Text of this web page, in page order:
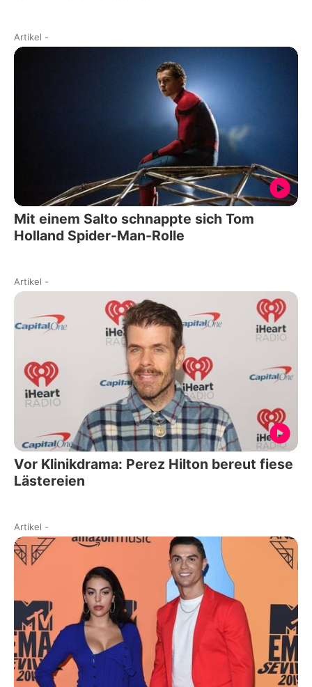
Artikel -
Mit einem Salto schnappte sich Tom
Holland Spider-Man-Rolle
Artikel -
Vor Klinikdrama: Perez Hilton bereut fiese
Lästereien
Artikel -